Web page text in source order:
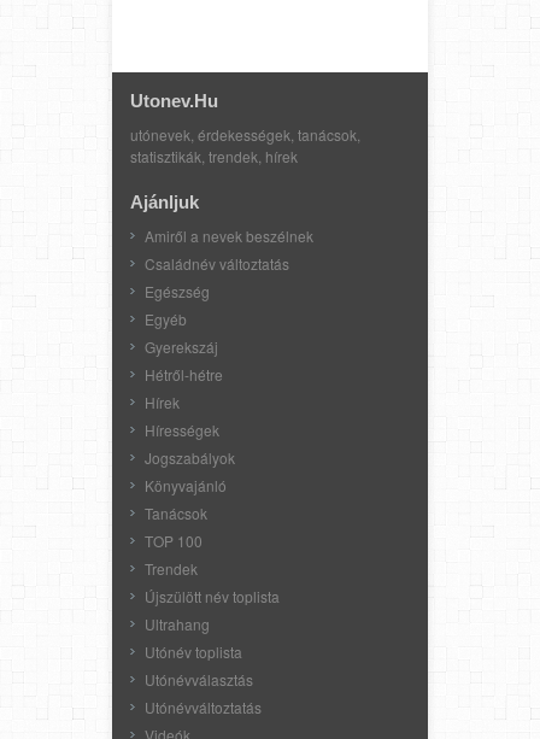
Utonev.hu
utónevek, érdekességek, tanácsok,
statisztikák, trendek, hírek
Ajánljuk
Amiről a nevek beszélnek
Családnév változtatás
Egészség
Egyéb
Gyerekszáj
Hétről-hétre
Hírek
Hírességek
Jogszabályok
Könyvajánló
Tanácsok
TOP 100
Trendek
Újszülött név toplista
Ultrahang
Utónév toplista
Utónévválasztás
Utónévváltoztatás
Videók